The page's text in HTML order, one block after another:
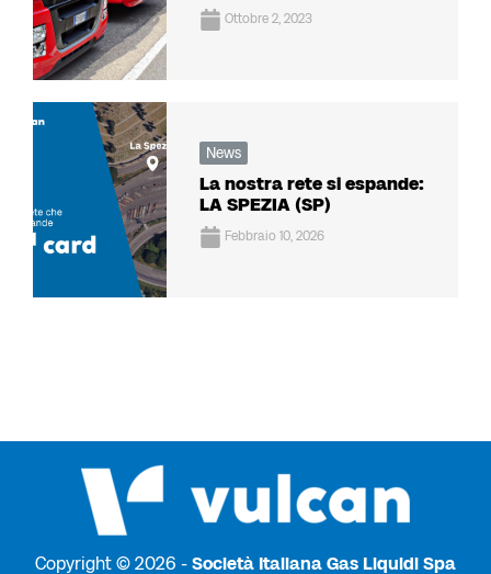
Ottobre 2, 2023
News
La nostra rete si espande:
LA SPEZIA (SP)
Febbraio 10, 2026
Copyright © 2026 - Società Italiana Gas Liquidi Spa